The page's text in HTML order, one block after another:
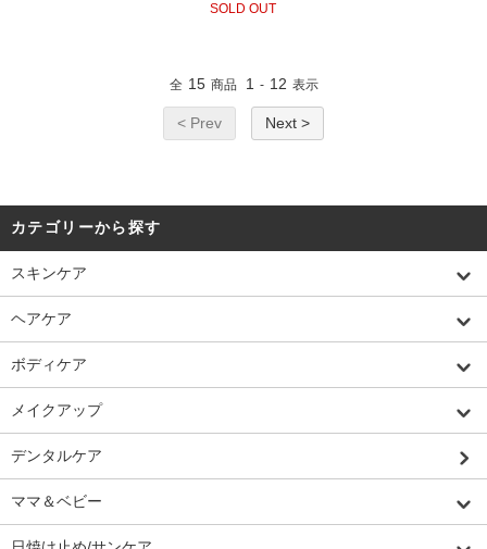
SOLD OUT
全 15 商品 1 - 12 表示
< Prev Next >
カテゴリーから探す
スキンケア
ヘアケア
ボディケア
メイクアップ
デンタルケア
ママ＆ベビー